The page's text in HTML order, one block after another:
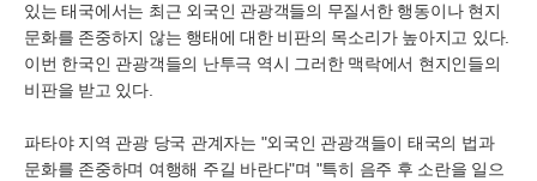
있는 태국에서는 최근 외국인 관광객들의 무질서한 행동이나 현지
문화를 존중하지 않는 행태에 대한 비판의 목소리가 높아지고 있다.
이번 한국인 관광객들의 난투극 역시 그러한 맥락에서 현지인들의
비판을 받고 있다.
파타야 지역 관광 당국 관계자는 "외국인 관광객들이 태국의 법과
문화를 존중하며 여행해 주길 바란다"며 "특히 음주 후 소란을 일으